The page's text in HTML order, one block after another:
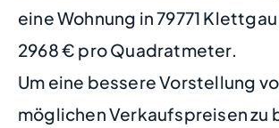
eine Wohnung in 79771
2968 € pro Quadratmeter.
Um eine bessere Vorstellung
möglichen Verkaufspreisen zu